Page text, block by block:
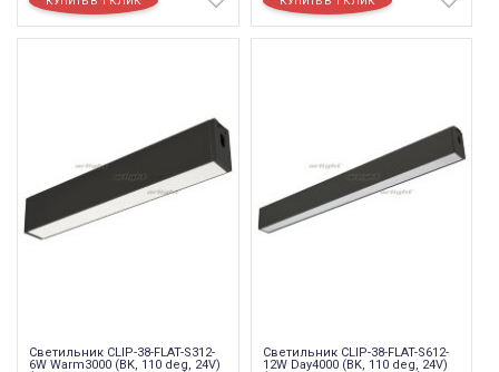
Светильник CLIP-38-FLAT-S312-
6W Warm3000 (BK, 110 deg, 24V)
Светильник CLIP-38-FLAT-S612-
12W Day4000 (BK, 110 deg, 24V)